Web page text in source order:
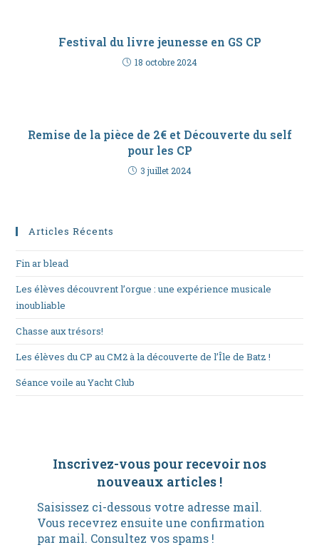
Festival du livre jeunesse en GS CP
18 octobre 2024
Remise de la pièce de 2€ et Découverte du self
pour les CP
3 juillet 2024
Articles Récents
Fin ar blead
Les élèves découvrent l’orgue : une expérience musicale
inoubliable
Chasse aux trésors!
Les élèves du CP au CM2 à la découverte de l’Île de Batz !
Séance voile au Yacht Club
Inscrivez-vous pour recevoir nos
nouveaux articles !
Saisissez ci-dessous votre adresse mail.
Vous recevrez ensuite une confirmation
par mail. Consultez vos spams !